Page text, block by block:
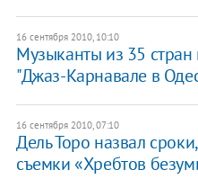
16 сентября 2010, 10:10
Музыканты из 35 стран
"Джаз-Карнавале в
16 сентября 2010, 07:10
Дель Торо назвал
съемки «Хребтов